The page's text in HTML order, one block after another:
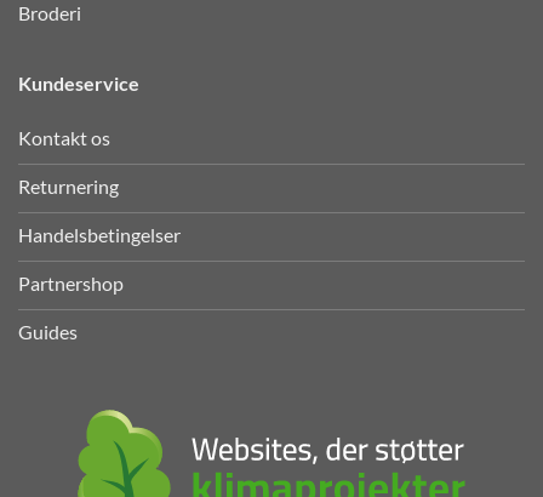
Broderi
Kundeservice
Kontakt os
Returnering
Handelsbetingelser
Partnershop
Guides